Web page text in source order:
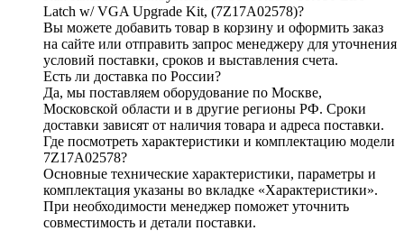
Latch w/ VGA Upgrade Kit, (7Z17A02578)?
Вы можете добавить товар в корзину и оформить заказ
на сайте или отправить запрос менеджеру для уточнения
условий поставки, сроков и выставления счета.
Есть ли доставка по России?
Да, мы поставляем оборудование по Москве,
Московской области и в другие регионы РФ. Сроки
доставки зависят от наличия товара и адреса поставки.
Где посмотреть характеристики и комплектацию модели
7Z17A02578?
Основные технические характеристики, параметры и
комплектация указаны во вкладке «Характеристики».
При необходимости менеджер поможет уточнить
совместимость и детали поставки.